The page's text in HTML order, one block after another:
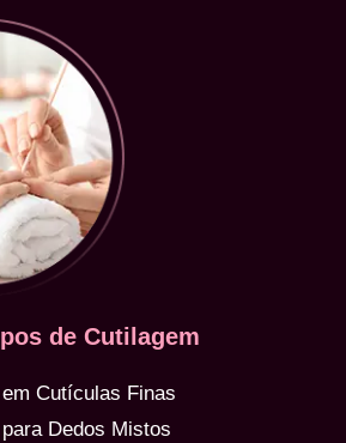
de Cutilagem
Cutículas Finas
Dedos Mistos